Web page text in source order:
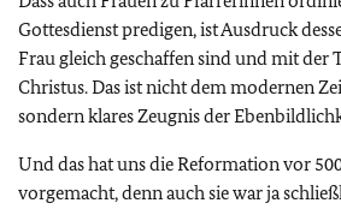
Gottesdienst predigen, ist Ausdruck
Frau gleich geschaffen sind und mit der
Christus. Das ist nicht dem modernen
sondern klares Zeugnis der
Und das hat uns die Reformation vor
vorgemacht, denn auch sie war ja